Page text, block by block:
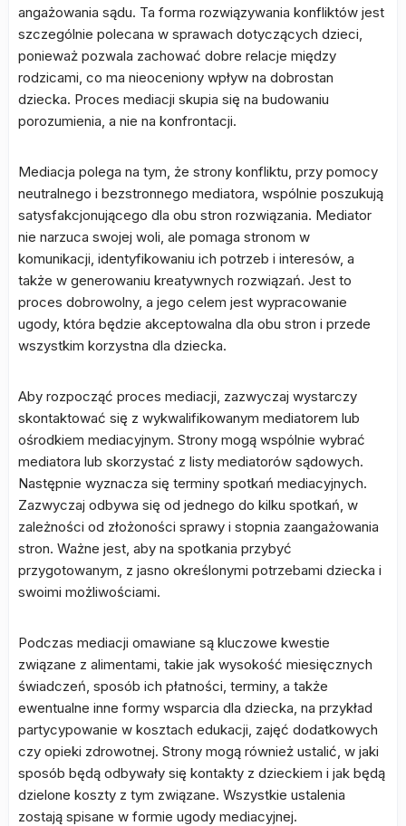
angażowania sądu. Ta forma rozwiązywania konfliktów jest
szczególnie polecana w sprawach dotyczących dzieci,
ponieważ pozwala zachować dobre relacje między
rodzicami, co ma nieoceniony wpływ na dobrostan
dziecka. Proces mediacji skupia się na budowaniu
porozumienia, a nie na konfrontacji.
Mediacja polega na tym, że strony konfliktu, przy pomocy
neutralnego i bezstronnego mediatora, wspólnie poszukują
satysfakcjonującego dla obu stron rozwiązania. Mediator
nie narzuca swojej woli, ale pomaga stronom w
komunikacji, identyfikowaniu ich potrzeb i interesów, a
także w generowaniu kreatywnych rozwiązań. Jest to
proces dobrowolny, a jego celem jest wypracowanie
ugody, która będzie akceptowalna dla obu stron i przede
wszystkim korzystna dla dziecka.
Aby rozpocząć proces mediacji, zazwyczaj wystarczy
skontaktować się z wykwalifikowanym mediatorem lub
ośrodkiem mediacyjnym. Strony mogą wspólnie wybrać
mediatora lub skorzystać z listy mediatorów sądowych.
Następnie wyznacza się terminy spotkań mediacyjnych.
Zazwyczaj odbywa się od jednego do kilku spotkań, w
zależności od złożoności sprawy i stopnia zaangażowania
stron. Ważne jest, aby na spotkania przybyć
przygotowanym, z jasno określonymi potrzebami dziecka i
swoimi możliwościami.
Podczas mediacji omawiane są kluczowe kwestie
związane z alimentami, takie jak wysokość miesięcznych
świadczeń, sposób ich płatności, terminy, a także
ewentualne inne formy wsparcia dla dziecka, na przykład
partycypowanie w kosztach edukacji, zajęć dodatkowych
czy opieki zdrowotnej. Strony mogą również ustalić, w jaki
sposób będą odbywały się kontakty z dzieckiem i jak będą
dzielone koszty z tym związane. Wszystkie ustalenia
zostają spisane w formie ugody mediacyjnej.